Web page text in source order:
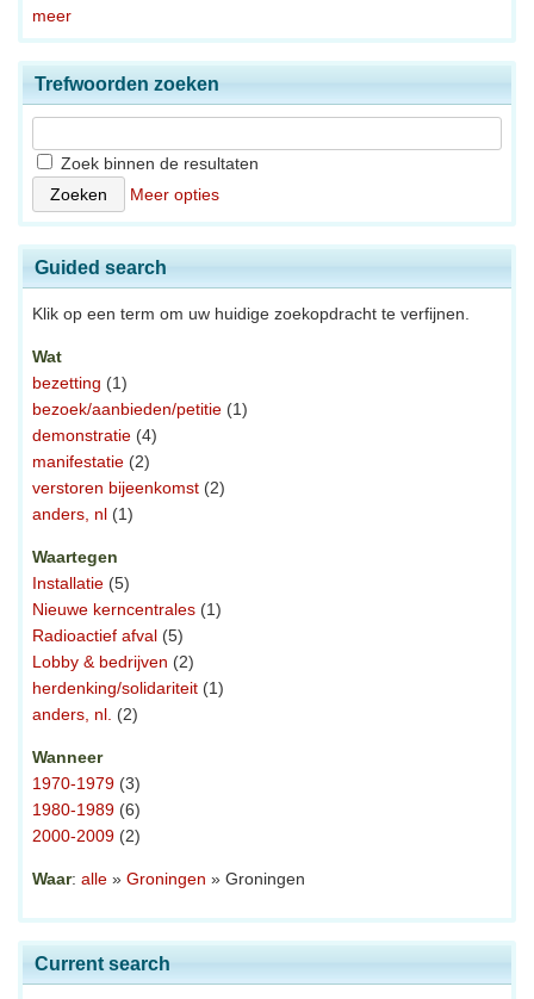
meer
Trefwoorden zoeken
Zoek binnen de resultaten
Meer opties
Guided search
Klik op een term om uw huidige zoekopdracht te verfijnen.
Wat
bezetting (1)
bezoek/aanbieden/petitie (1)
demonstratie (4)
manifestatie (2)
verstoren bijeenkomst (2)
anders, nl (1)
Waartegen
Installatie (5)
Nieuwe kerncentrales (1)
Radioactief afval (5)
Lobby & bedrijven (2)
herdenking/solidariteit (1)
anders, nl. (2)
Wanneer
1970-1979 (3)
1980-1989 (6)
2000-2009 (2)
Waar: alle » Groningen » Groningen
Current search